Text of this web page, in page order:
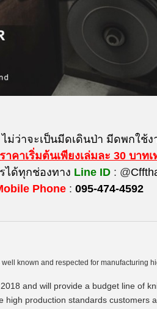
ม่ว่าจะเป็นมีดเดินป่า มีดพกใช้
ราคาเริ่มต้นเพียงเล่มละ 30 บาท
ได้ทุกช่องทาง Line ID : @
Phone : 095-474-4592
known and respected for manufacturing
and will provide a budget line of
production standards customers